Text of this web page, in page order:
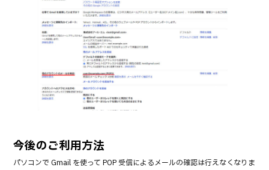
今後のご利用方法
パソコンで Gmail を使って POP 受信によるメールの確認は行えなくなりま